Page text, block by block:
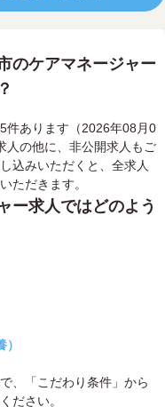
のケアマネージャー
件あります（2026年08月0
人の他に、非公開求人もご
込みいただくと、全求人
ただきます。
ー求人ではどのよう
、「こだわり条件」から
ださい。